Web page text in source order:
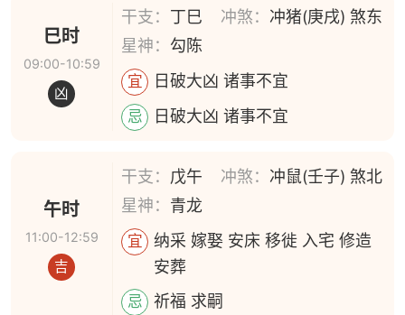
巳时
09:00-10:59
凶
干支： 丁巳 冲煞： 冲猪(庚戌) 煞东
星神： 勾陈
宜 日破大凶 诸事不宜
忌 日破大凶 诸事不宜
午时
11:00-12:59
吉
干支： 戊午 冲煞： 冲鼠(壬子) 煞北
星神： 青龙
宜
纳采 嫁娶 安床 移徙 入宅 修造
安葬
忌 祈福 求嗣